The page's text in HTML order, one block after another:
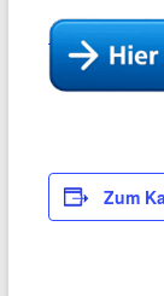
Zum